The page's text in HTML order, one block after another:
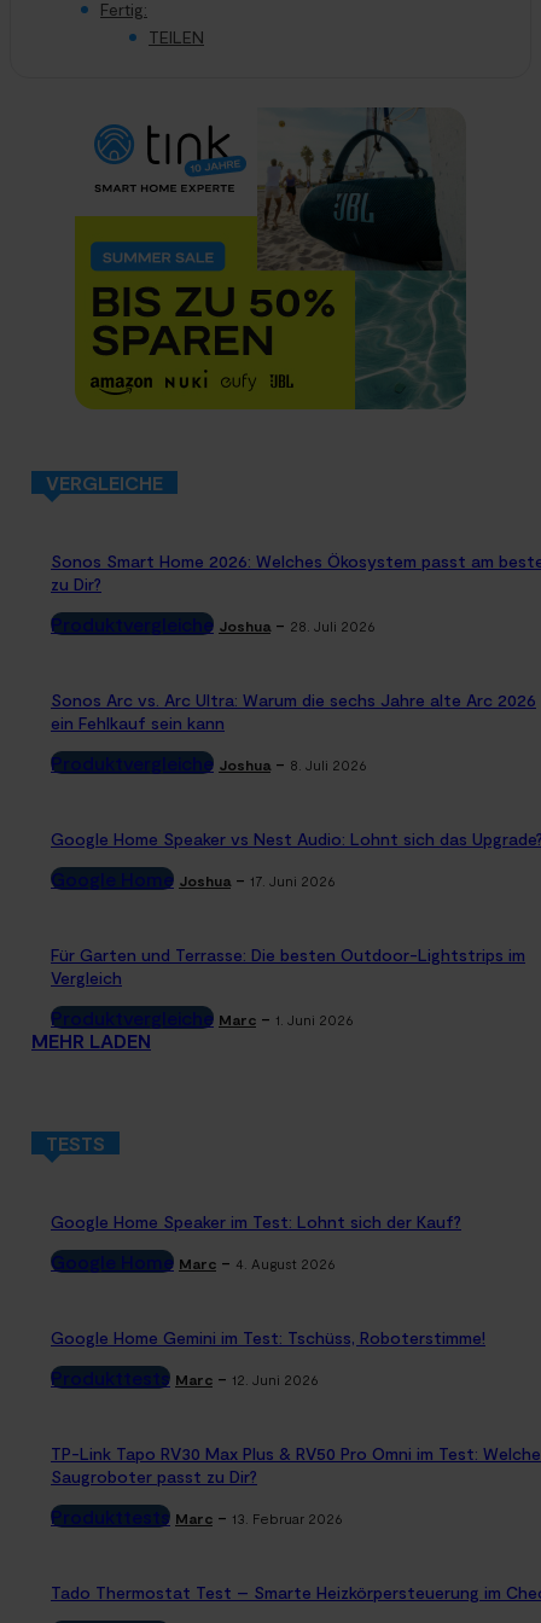
Fertig:
TEILEN
VERGLEICHE
Sonos Smart Home 2026: Welches Ökosystem passt am
zu Dir?
Produktvergleiche Joshua - 28. Juli 2026
Sonos Arc vs. Arc Ultra: Warum die sechs Jahre alte Arc 2026
ein Fehlkauf sein kann
Produktvergleiche Joshua - 8. Juli 2026
Google Home Speaker vs Nest Audio: Lohnt sich das
Google Home Joshua - 17. Juni 2026
Für Garten und Terrasse: Die besten Outdoor-Lightstrips im
Vergleich
Produktvergleiche Marc - 1. Juni 2026
MEHR LADEN
TESTS
Google Home Speaker im Test: Lohnt sich der Kauf?
Google Home Marc - 4. August 2026
Google Home Gemini im Test: Tschüss, Roboterstimme!
Produkttests Marc - 12. Juni 2026
TP-Link Tapo RV30 Max Plus & RV50 Pro Omni im Test:
Saugroboter passt zu Dir?
Produkttests Marc - 13. Februar 2026
Tado Thermostat Test – Smarte Heizkörpersteuerung im